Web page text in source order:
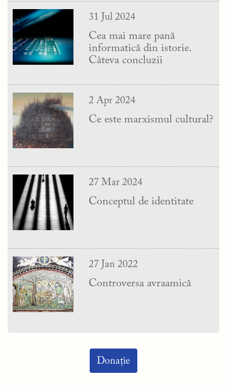
31 Jul 2024
Cea mai mare pană
informatică din istorie.
Câteva concluzii
2 Apr 2024
Ce este marxismul cultural?
27 Mar 2024
Conceptul de identitate
27 Jan 2022
Controversa avraamică
Donație